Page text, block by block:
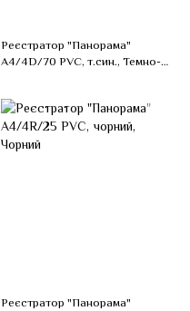
Реєстратор "Панорама"
А4/4D/70 PVC, т.син., Темно-
Реєстратор "Панорама"